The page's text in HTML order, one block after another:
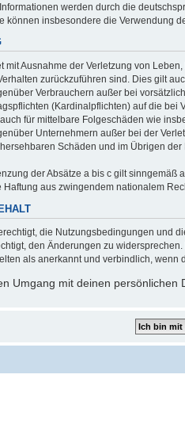
werden durch die
können insbesondere die Verwendung
mit Ausnahme der Verletzung von
zurückzuführen sind. Dies gilt
Verbrauchern außer bei
(Kardinalpflichten) auf die
für mittelbare Folgeschäden wie
Unternehmern außer bei der
Schäden und im Übrigen
der Absätze a bis c gilt
Haftung aus zwingendem nationalem
die Nutzungsbedingungen und
den Änderungen zu
als anerkannt und verbindlich, wenn
Umgang mit deinen